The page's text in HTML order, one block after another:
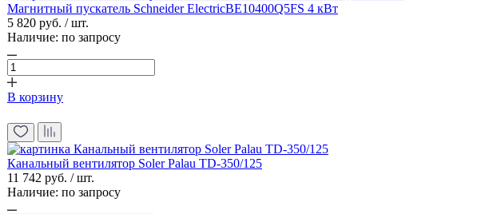
Магнитный пускатель Schneider ElectricBE10400Q5FS 4 кВт
5 820 руб. / шт.
Наличие: по запросу
В корзину
Канальный вентилятор Soler Palau TD-350/125
11 742 руб. / шт.
Наличие: по запросу